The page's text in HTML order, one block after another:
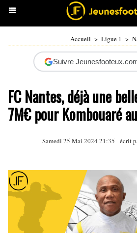
Accueil > Ligue 1 >
Suivre
FC Nantes, déjà une
7M€ pour Kombouaré
Samedi 25 Mai 2024 21:35 - écrit